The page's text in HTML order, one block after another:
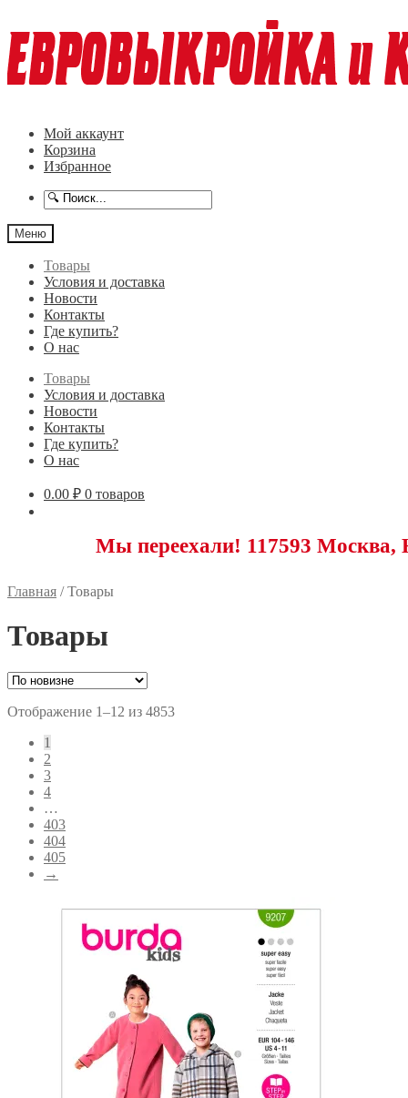
к
навигации
к
содержимому
Мой аккаунт
Корзина
Избранное
Меню
Товары
Условия и доставка
Новости
Контакты
Где купить?
О нас
Товары
Условия и доставка
Новости
Контакты
Где купить?
О нас
0.00 ₽ 0 товаров
Мы переехали! 117593 Москва,
Главная /Товары
Товары
Отображение 1–12 из 4853Сортировка:
1
2
3
4
…
403
404
405
→